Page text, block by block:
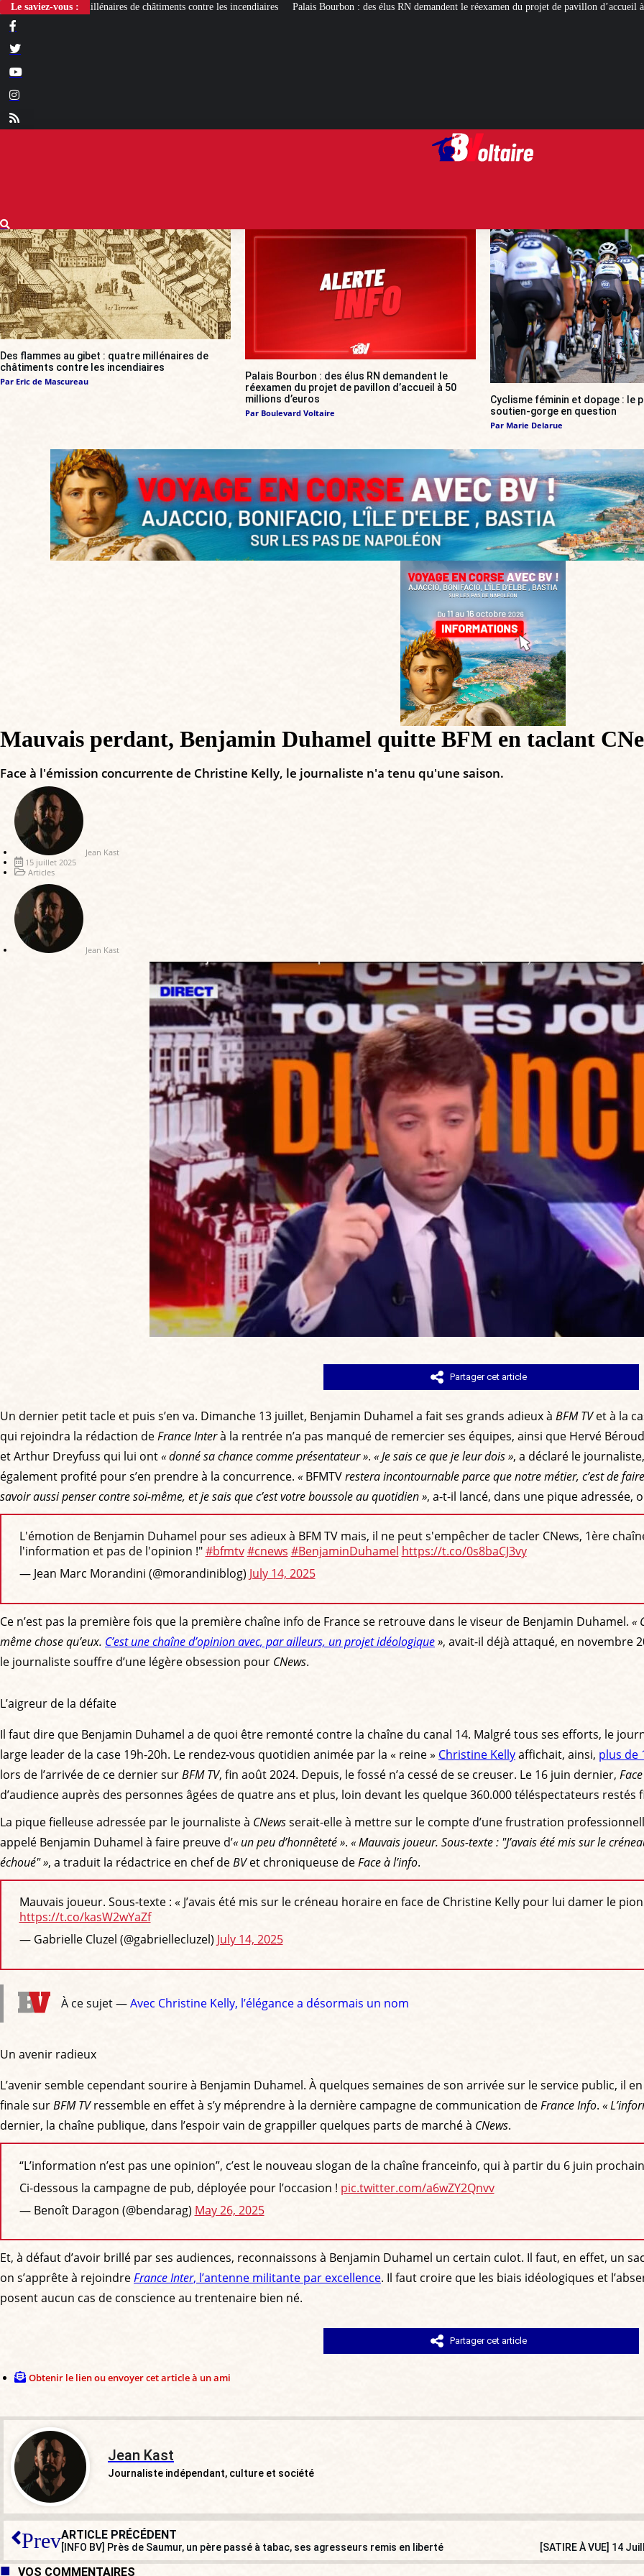
Le saviez-vous :
de châtiments contre les incendiaires Palais Bourbon : des élus RN demandent le réexamen du projet de pavillon d’accueil à 50 millions d’euros
Des flammes au gibet : quatre millénaires de
châtiments contre les incendiaires
Par Eric de Mascureau
Palais Bourbon : des élus RN demandent le
réexamen du projet de pavillon d’accueil à 50
millions d’euros
Par Boulevard Voltaire
Cyclisme féminin et dopage : le
soutien-gorge en question
Par Marie Delarue
Mauvais perdant, Benjamin Duhamel quitte BFM en taclant
Face à l'émission concurrente de Christine Kelly, le journaliste n'a tenu qu'une saison.
Jean Kast
15 juillet 2025
Articles
Jean Kast
Partager cet article
Un dernier petit tacle et puis s’en va. Dimanche 13 juillet, Benjamin Duhamel a fait ses grands adieux à BFM TVet à la
qui rejoindra la rédaction deFrance Interà la rentrée n’a pas manqué de remercier ses équipes, ainsi que Hervé
et Arthur Dreyfuss qui lui ont« donné sa chance comme présentateur ». « Je sais ce que je leur dois », a déclaré le
également profité pour s’en prendre à la concurrence. « BFMTVrestera incontournable parce que notre métier, c’est de
savoir aussi penser contre soi-même, et je sais que c’est votre boussole au quotidien », a-t-il lancé, dans une pique adressée,
L'émotion de Benjamin Duhamel pour ses adieux à BFM TV mais, il ne peut s'empêcher de tacler CNews, 1ère
l'information et pas de l'opinion !"#bfmtv #cnews #BenjaminDuhamel https://t.co/0s8baCJ3vy
— Jean Marc Morandini (@morandiniblog) July 14, 2025
Ce n’est pas la première fois que la première chaîne info de France se retrouve dans le viseur de Benjamin Duhamel. «
même chose qu’eux. C’est une chaîne d’opinion avec, par ailleurs, un projet idéologique», avait-il déjà attaqué, en novembre
le journaliste souffre d’une légère obsession pour CNews.
L’aigreur de la défaite
Il faut dire que Benjamin Duhamel a de quoi être remonté contre la chaîne du canal 14. Malgré tous ses efforts, le
large leader de la case 19h-20h. Le rendez-vous quotidien animée par la « reine » Christine Kellyaffichait, ainsi, plus de
lors de l’arrivée de ce dernier surBFM TV, fin août 2024. Depuis, le fossé n’a cessé de se creuser. Le 16 juin dernier,
d’audience auprès des personnes âgées de quatre ans et plus, loin devant les quelque 360.000 téléspectateurs restés
La pique fielleuse adressée par le journaliste à CNewsserait-elle à mettre sur le compte d’une frustration
appelé Benjamin Duhamel à faire preuve d’« un peu d’honnêteté ». « Mauvais joueur. Sous-texte : "J’avais été mis sur le
échoué" », a traduit la rédactrice en chef deBVet chroniqueuse deFace à l’info.
Mauvais joueur. Sous-texte : « J’avais été mis sur le créneau horaire en face de Christine Kelly pour lui damer le
https://t.co/kasW2wYaZf
— Gabrielle Cluzel (@gabriellecluzel) July 14, 2025
À ce sujet —Avec Christine Kelly, l’élégance a désormais un nom
Un avenir radieux
L’avenir semble cependant sourire à Benjamin Duhamel. À quelques semaines de son arrivée sur le service public, il
finale surBFM TVressemble en effet à s’y méprendre à la dernière campagne de communication deFrance Info. «
dernier, la chaîne publique, dans l’espoir vain de grappiller quelques parts de marché à CNews.
“L’information n’est pas une opinion”, c’est le nouveau slogan de la chaîne franceinfo, qui à partir du 6 juin
Ci-dessous la campagne de pub, déployée pour l’occasion ! pic.twitter.com/a6wZY2Qnvv
— Benoît Daragon (@bendarag) May 26, 2025
Et, à défaut d’avoir brillé par ses audiences, reconnaissons à Benjamin Duhamel un certain culot. Il faut, en effet, un
on s’apprête à rejoindreFrance Inter, l’antenne militante par excellence. Il faut croire que les biais idéologiques et
posent aucun cas de conscience au trentenaire bien né.
Partager cet article
Obtenir le lien ou envoyer cet article à un ami
Jean Kast
Journaliste indépendant, culture et société
PrevARTICLE PRÉCÉDENT
[INFO BV] Près de Saumur, un père passé à tabac, ses agresseurs remis en liberté [SATIRE À VUE] 14
VOS COMMENTAIRES